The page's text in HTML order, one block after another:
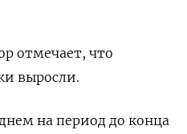
отмечает, что
выросли.
на период до конца